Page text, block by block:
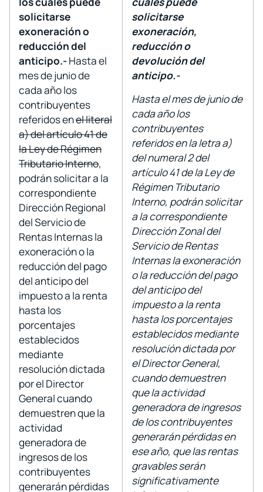
solicitarse
exoneración o
reducción del
anticipo.-Hasta el
mes de junio de
cada año los
contribuyentes
referidos enel literal
a) del artículo 41 de
la Ley de Régimen
Tributario Interno,
podrán solicitar a la
correspondiente
Dirección Regional
del Servicio de
Rentas Internas la
exoneración o la
reducción del pago
del anticipo del
impuesto a la renta
hasta los
porcentajes
establecidos
mediante
resolución dictada
por el Director
General cuando
demuestren que la
actividad
generadora de
ingresos de los
contribuyentes
generarán pérdidas
solicitarse
exoneración,
reducción o
devolución del
anticipo.-
Hasta el mes de junio de
cada año los
contribuyentes
referidos en la letra a)
del numeral 2 del
artículo 41 de la Ley de
Régimen Tributario
Interno, podrán solicitar
a la correspondiente
Dirección Zonal del
Servicio de Rentas
Internas la exoneración
o la reducción del pago
del anticipo del
impuesto a la renta
hasta los porcentajes
establecidos mediante
resolución dictada por
el Director General,
cuando demuestren
que la actividad
generadora de ingresos
de los contribuyentes
generarán pérdidas en
ese año, que las rentas
gravables serán
significativamente